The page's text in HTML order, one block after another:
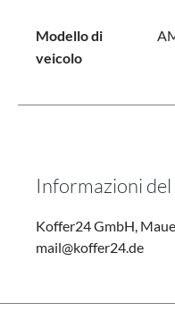
Modello di
veicolo
Informazioni
Koffer24 GmbH,
mail@koffer24.de